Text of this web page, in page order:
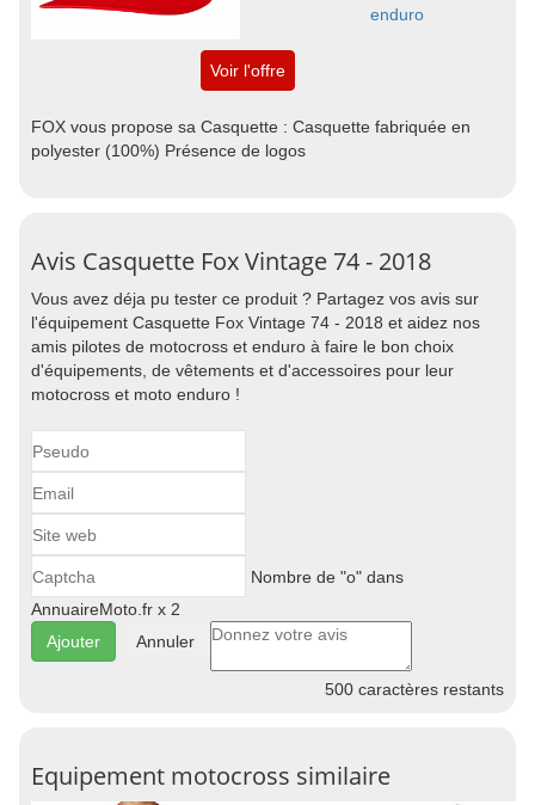
enduro
Voir l'offre
FOX vous propose sa Casquette : Casquette fabriquée en
polyester (100%) Présence de logos
Avis Casquette Fox Vintage 74 - 2018
Vous avez déja pu tester ce produit ? Partagez vos avis sur
l'équipement Casquette Fox Vintage 74 - 2018 et aidez nos
amis pilotes de motocross et enduro à faire le bon choix
d'équipements, de vêtements et d'accessoires pour leur
motocross et moto enduro !
Nombre de "o" dans
AnnuaireMoto.fr x 2
Annuler
500 caractères restants
Equipement motocross similaire